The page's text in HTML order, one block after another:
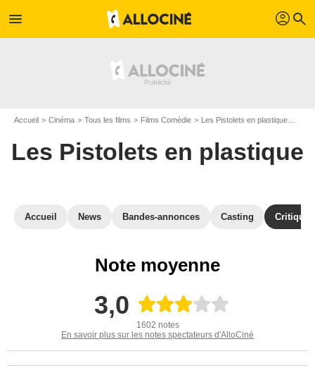
menu profil search
Accueil Cinéma Tous les films Films Comédie Les Pistolets en plastique
Les Pistolets en plastique
Accueil News Bandes-annonces Casting
Note moyenne
3,0
1602 notes
En savoir plus sur les notes spectateurs d'AlloCiné